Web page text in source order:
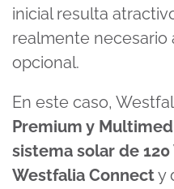
inicial resulta
realmente
opcional.
En este caso,
Premium y
sistema solar de 120
Westfalia Connecty